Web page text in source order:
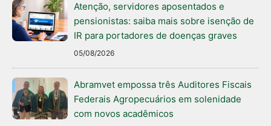
Atenção, servidores aposentados e
pensionistas: saiba mais sobre isenção de
IR para portadores de doenças graves
05/08/2026
Abramvet empossa três Auditores Fiscais
Federais Agropecuários em solenidade
com novos acadêmicos